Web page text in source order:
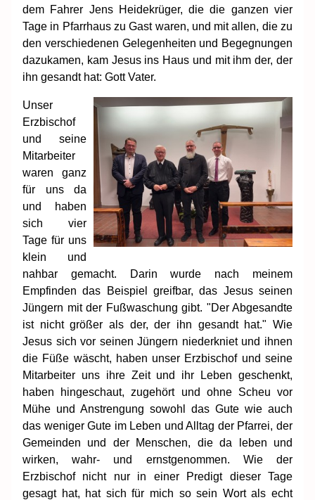
dem Fahrer Jens Heidekrüger, die die ganzen vier
Tage in Pfarrhaus zu Gast waren, und mit allen, die zu
den verschiedenen Gelegenheiten und Begegnungen
dazukamen, kam Jesus ins Haus und mit ihm der, der
ihn gesandt hat: Gott Vater.
Unser
Erzbischof
und seine
Mitarbeiter
waren ganz
für uns da
und haben
sich vier
Tage für uns
klein und
nahbar gemacht. Darin wurde nach meinem
Empfinden das Beispiel greifbar, das Jesus seinen
Jüngern mit der Fußwaschung gibt. "Der Abgesandte
ist nicht größer als der, der ihn gesandt hat." Wie
Jesus sich vor seinen Jüngern niederkniet und ihnen
die Füße wäscht, haben unser Erzbischof und seine
Mitarbeiter uns ihre Zeit und ihr Leben geschenkt,
haben hingeschaut, zugehört und ohne Scheu vor
Mühe und Anstrengung sowohl das Gute wie auch
das weniger Gute im Leben und Alltag der Pfarrei, der
Gemeinden und der Menschen, die da leben und
wirken, wahr- und ernstgenommen. Wie der
Erzbischof nicht nur in einer Predigt dieser Tage
gesagt hat, hat sich für mich so sein Wort als echt